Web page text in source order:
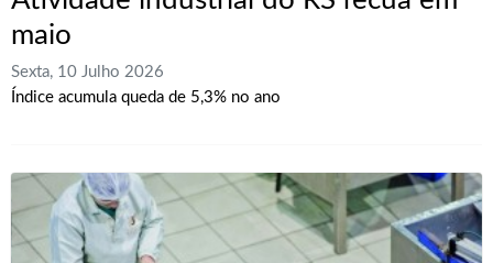
maio
Sexta, 10 Julho 2026
Índice acumula queda de 5,3% no ano